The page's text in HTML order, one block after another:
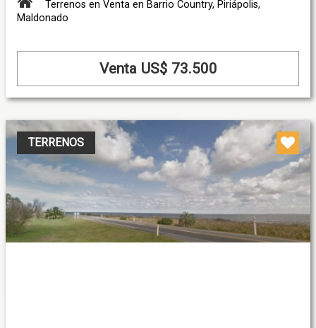
Terrenos en Venta en Barrio Country, Piriápolis,
Maldonado
Venta US$ 73.500
TERRENOS